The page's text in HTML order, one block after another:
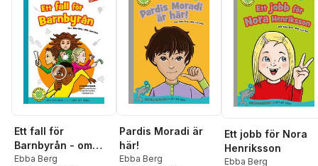
Ett fall för
Barnbyrån - om
barnkonventionen
Ebba Berg
Pardis Moradi är
här!
Ebba Berg
Ett jobb för Nora
Henriksson
Ebba Berg